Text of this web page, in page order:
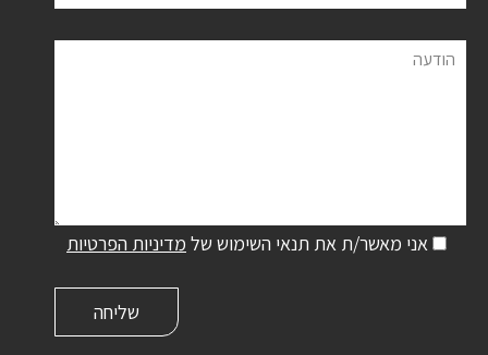
הודעה
אני מאשר/ת את תנאי השימוש של מדיניות הפרטיות